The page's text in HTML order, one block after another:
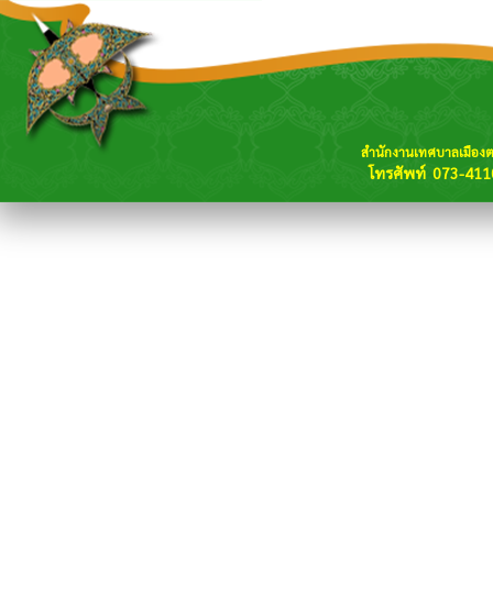
สำนักงานเทศบาลเมือ
โทรศัพท์ 073-